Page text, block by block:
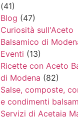
(41)
Blog (47)
Curiosità sull'Aceto
Balsamico di
Eventi (13)
Ricette con Aceto
di Modena (82)
Salse, composte,
e condimenti
Servizi di Acetaia